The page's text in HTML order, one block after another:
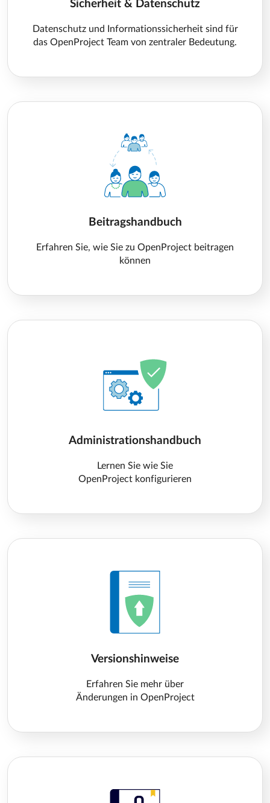
Sicherheit & Datenschutz
Datenschutz und Informationssicherheit sind für
das OpenProject Team von zentraler Bedeutung.
Beitragshandbuch
Erfahren Sie, wie Sie zu OpenProject beitragen
können
Administrationshandbuch
Lernen Sie wie Sie
OpenProject konfigurieren
Versionshinweise
Erfahren Sie mehr über
Änderungen in OpenProject